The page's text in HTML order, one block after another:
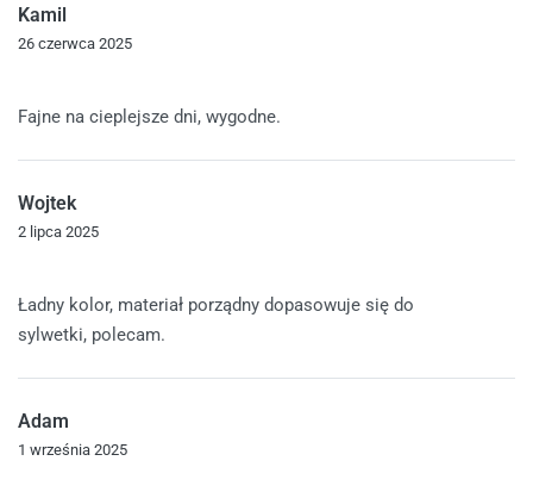
Kamil
26 czerwca 2025
Fajne na cieplejsze dni, wygodne.
Wojtek
2 lipca 2025
Ładny kolor, materiał porządny dopasowuje się do
sylwetki, polecam.
Adam
1 września 2025